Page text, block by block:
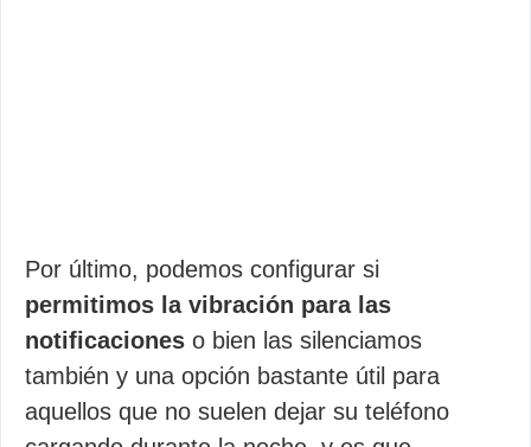
Por último, podemos configurar si
permitimos la vibración para las
notificaciones o bien las silenciamos
también y una opción bastante útil para
aquellos que no suelen dejar su teléfono